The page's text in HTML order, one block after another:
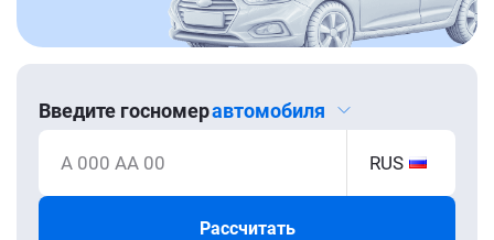
Введите госномеравтомобиля
А 000 АА 00 RUS
Рассчитать